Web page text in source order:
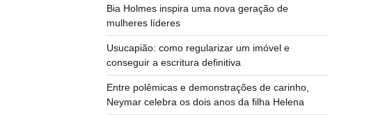
Bia Holmes inspira uma nova geração de
mulheres líderes
Usucapião: como regularizar um imóvel e
conseguir a escritura definitiva
Entre polêmicas e demonstrações de carinho,
Neymar celebra os dois anos da filha Helena